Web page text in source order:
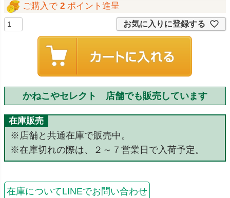
ご購入で 2 ポイント進呈
お気に入りに登録する
かねこやセレクト 店舗でも販売しています
在庫販売
※店舗と共通在庫で販売中。
※在庫切れの際は、２～７営業日で入荷予定。
在庫についてLINEでお問い合わせ